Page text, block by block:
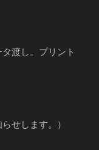
し。プリント
せします。）